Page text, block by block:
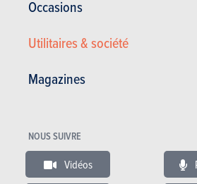
Occasions
Utilitaires & société
Magazines
NOUS SUIVRE
Vidéos
Acheter ce magazine